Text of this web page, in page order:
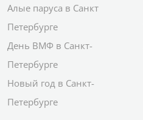
Алые паруса в Санкт
Петербурге
День ВМФ в Санкт-
Петербурге
Новый год в Санкт-
Петербурге